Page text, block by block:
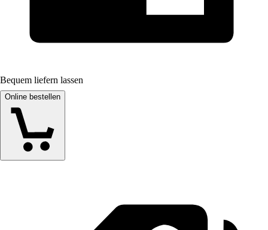
Bequem liefern lassen
Online bestellen